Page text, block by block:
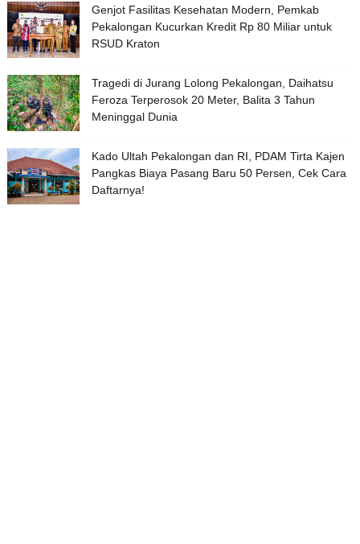
Genjot Fasilitas Kesehatan Modern, Pemkab
Pekalongan Kucurkan Kredit Rp 80 Miliar untuk
RSUD Kraton
Tragedi di Jurang Lolong Pekalongan, Daihatsu
Feroza Terperosok 20 Meter, Balita 3 Tahun
Meninggal Dunia
Kado Ultah Pekalongan dan RI, PDAM Tirta Kajen
Pangkas Biaya Pasang Baru 50 Persen, Cek Cara
Daftarnya!